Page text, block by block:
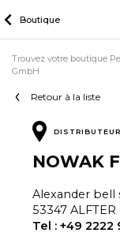
to
Boutique
Retour à la liste
Trouvez votre boutique
GmbH
DISTRIBUTEUR
NOWAK
Alexander bell
53347 ALFTER
Tel : +49 2222